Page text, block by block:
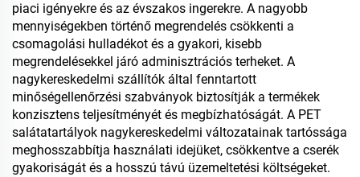
piaci igényekre és az évszakos ingerekre. A nagyobb
mennyiségekben történő megrendelés csökkenti a
csomagolási hulladékot és a gyakori, kisebb
megrendelésekkel járó adminisztrációs terheket. A
nagykereskedelmi szállítók által fenntartott
minőségellenőrzési szabványok biztosítják a termékek
konzisztens teljesítményét és megbízhatóságát. A PET
salátatartályok nagykereskedelmi változatainak tartóssága
meghosszabbítja használati idejüket, csökkentve a cserék
gyakoriságát és a hosszú távú üzemeltetési költségeket.